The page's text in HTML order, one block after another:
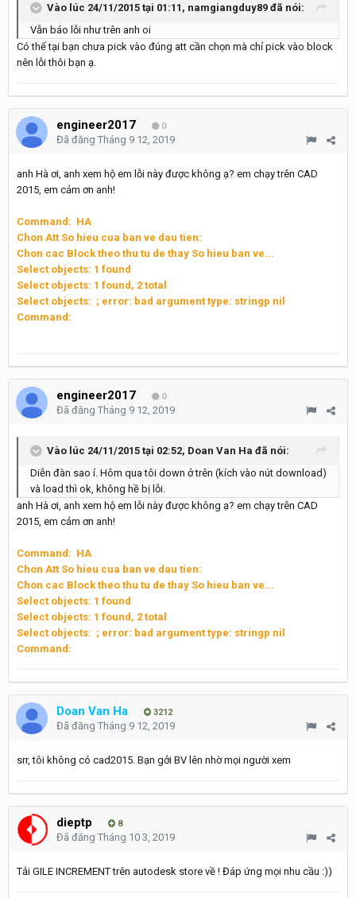
Vào lúc 24/11/2015 tại 01:11, namgiangduy89 đã nói:
Vẫn báo lỗi như trên anh oi
Có thể tại bạn chưa pick vào đúng att cần chọn mà chỉ pick vào block
nên lỗi thôi bạn ạ.
engineer2017 0
Đã đăng Tháng 9 12, 2019
anh Hà ơi, anh xem hộ em lỗi này được không ạ? em chạy trên CAD
2015, em cảm ơn anh!
Command: HA
Chon Att So hieu cua ban ve dau tien:
Chon cac Block theo thu tu de thay So hieu ban ve...
Select objects: 1 found
Select objects: 1 found, 2 total
Select objects: ; error: bad argument type: stringp nil
Command:
engineer2017 0
Đã đăng Tháng 9 12, 2019
Vào lúc 24/11/2015 tại 02:52, Doan Van Ha đã nói:
Diễn đàn sao í. Hôm qua tôi down ở trên (kích vào nút download)
và load thì ok, không hề bị lỗi.
anh Hà ơi, anh xem hộ em lỗi này được không ạ? em chạy trên CAD
2015, em cảm ơn anh!
Command: HA
Chon Att So hieu cua ban ve dau tien:
Chon cac Block theo thu tu de thay So hieu ban ve...
Select objects: 1 found
Select objects: 1 found, 2 total
Select objects: ; error: bad argument type: stringp nil
Command:
Doan Van Ha 3212
Đã đăng Tháng 9 12, 2019
srr, tôi không có cad2015. Bạn gởi BV lên nhờ mọi người xem
dieptp 8
Đã đăng Tháng 10 3, 2019
Tải GILE INCREMENT trên autodesk store về ! Đáp ứng mọi nhu cầu :))